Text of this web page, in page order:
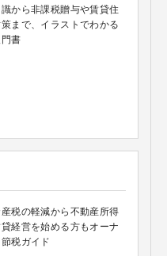
から非課税贈与や賃貸住
まで、イラストでわかる
書
税の軽減から不動産所得
経営を始める方もオーナ
税ガイド